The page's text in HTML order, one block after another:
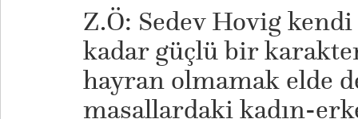
Z.Ö: Sedev Hovig
kadar güçlü bir
hayran olmamak elde
masallardaki kadın-